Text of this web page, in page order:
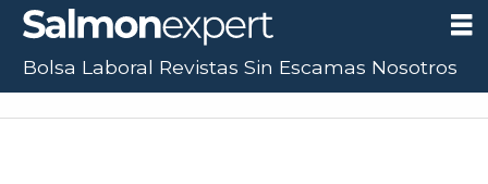
Bolsa Laboral Revistas Sin Escamas Nosotros